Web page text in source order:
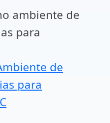
ambiente de
para
de
para